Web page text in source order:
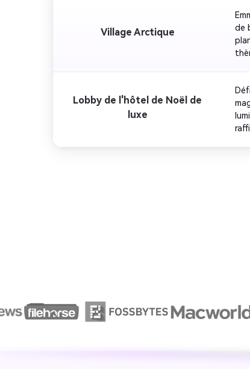
Village Arctique
de
Lobby de l'hôtel de Noël de
luxe